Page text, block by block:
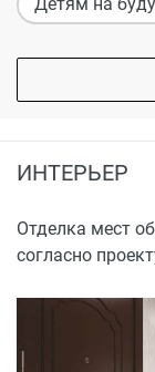
Детям на
ИНТЕРЬЕР
Отделка мест
согласно